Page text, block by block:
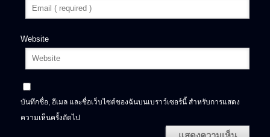
Website
บันทึกชื่อ, อีเมล และชื่อเว็บไซต์ของฉันบนเบราว์เซอร์นี้ สำหรับการแสดง
ความเห็นครั้งถัดไป